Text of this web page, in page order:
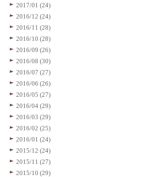
2017/01 (24)
2016/12 (24)
2016/11 (28)
2016/10 (28)
2016/09 (26)
2016/08 (30)
2016/07 (27)
2016/06 (26)
2016/05 (27)
2016/04 (29)
2016/03 (29)
2016/02 (25)
2016/01 (24)
2015/12 (24)
2015/11 (27)
2015/10 (29)